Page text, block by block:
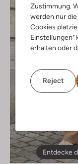
Zustimmung.
werden nur
Cookies
Einstellungen"
erhalten oder
Reject
Entdecke